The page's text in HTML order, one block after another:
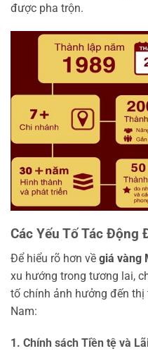
được pha trộn.
Các Yếu Tố Tác Động
Để hiểu rõ hơn về giá vàng
xu hướng trong tương lai,
tố chính ảnh hưởng đến
Nam:
1. Chính sách Tiền tệ và